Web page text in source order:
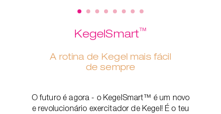
KegelSmart™
A rotina de Kegel mais fácil
de sempre
O futuro é agora - o KegelSmart™ é um novo
e revolucionário exercitador de Kegel! É o teu